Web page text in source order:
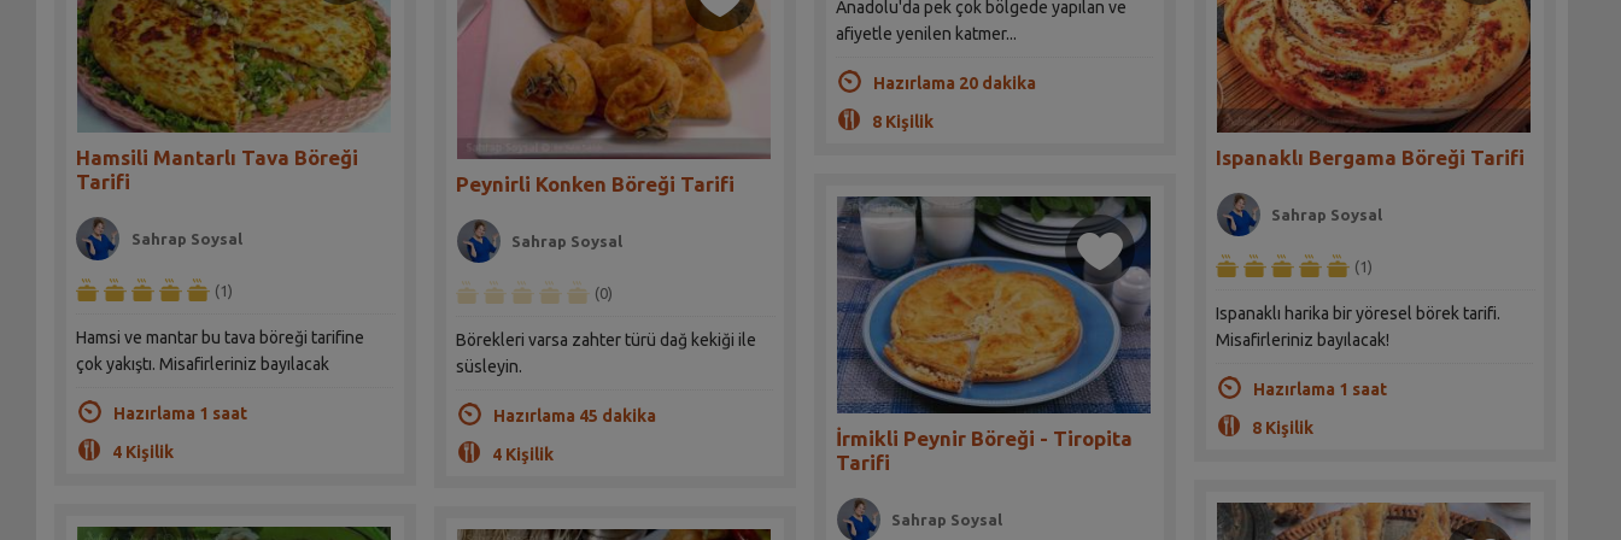
Hamsili Mantarlı Tava Böreği
Tarifi
Sahrap Soysal
(1)
Hamsi ve mantar bu tava böreği tarifine
çok yakıştı. Misafirleriniz bayılacak
Hazırlama 1 saat
4 Kişilik
Peynirli Konken Böreği Tarifi
Sahrap Soysal
(0)
Börekleri varsa zahter türü dağ kekiği ile
süsleyin.
Hazırlama 45 dakika
4 Kişilik
Anadolu'da pek çok bölgede yapılan ve
afiyetle yenilen katmer...
Hazırlama 20 dakika
8 Kişilik
İrmikli Peynir Böreği - Tiropita
Tarifi
Sahrap Soysal
Ispanaklı Bergama Böreği Tarifi
Sahrap Soysal
(1)
Ispanaklı harika bir yöresel börek tarifi.
Misafirleriniz bayılacak!
Hazırlama 1 saat
8 Kişilik